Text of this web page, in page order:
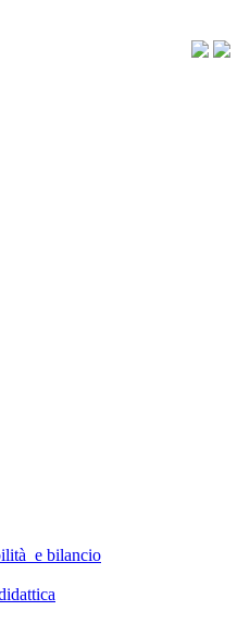
e bilancio